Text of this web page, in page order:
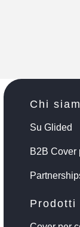
Chi
Su Glided
B2B Cover
Prodotti